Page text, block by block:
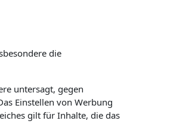
die
untersagt, gegen
Einstellen von Werbung
gilt für Inhalte, die das